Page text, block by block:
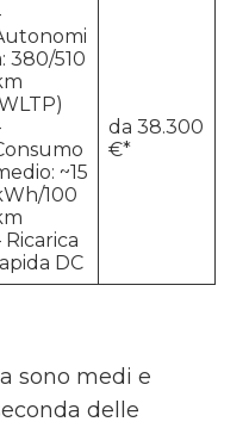
380/510
~15
100
Ricarica
DC
da 38.300
€*
sono medi e
delle